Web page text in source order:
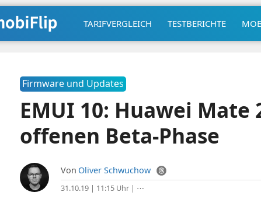
TARIFVERGLEICH TESTBERICHTE
Firmware und Updates
EMUI 10: Huawei
offenen Beta-Phase
Von Oliver Schwuchow
31.10.19 | 11:15 Uhr| ⋯